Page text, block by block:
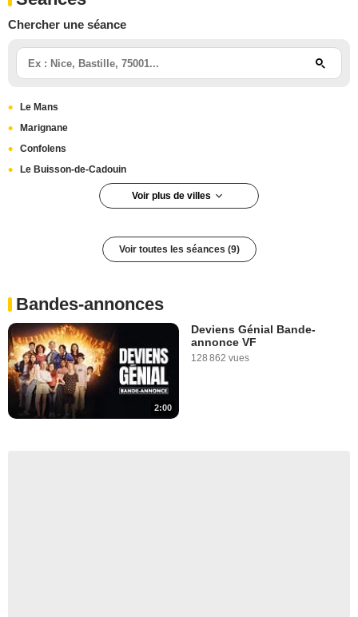
Chercher une séance
Le Mans
Marignane
Confolens
Le Buisson-de-Cadouin
Voir plus de villes
Tonnay-Boutonne
Salives
Voir toutes les séances (9)
Bandes-annonces
2:00
Deviens Génial Bande-
annonce VF
128 862 vues